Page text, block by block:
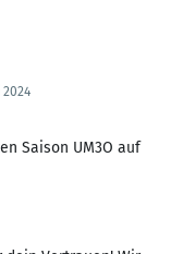
2024
Saison UM3O auf